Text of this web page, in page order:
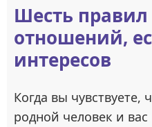
Шесть правил
отношений,
интересов
Когда вы
родной человек и вас